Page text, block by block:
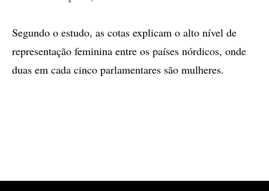
Segundo o estudo, as cotas explicam o alto nível de
representação feminina entre os países nórdicos, onde
duas em cada cinco parlamentares são mulheres.